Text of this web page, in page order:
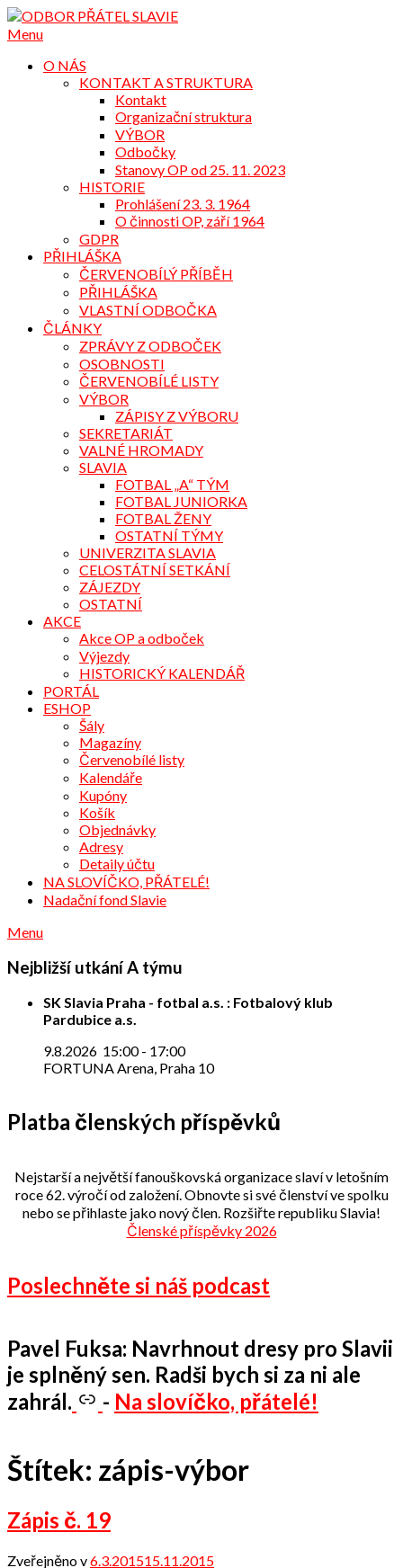
Přejdi
na
Menu
O NÁS
KONTAKT A STRUKTURA
Kontakt
Organizační struktura
VÝBOR
Odbočky
Stanovy OP od 25. 11. 2023
HISTORIE
Prohlášení 23. 3. 1964
O činnosti OP, září 1964
GDPR
PŘIHLÁŠKA
ČERVENOBÍLÝ PŘÍBĚH
PŘIHLÁŠKA
VLASTNÍ ODBOČKA
ČLÁNKY
ZPRÁVY Z ODBOČEK
OSOBNOSTI
ČERVENOBÍLÉ LISTY
VÝBOR
ZÁPISY Z VÝBORU
SEKRETARIÁT
VALNÉ HROMADY
SLAVIA
FOTBAL „A“ TÝM
FOTBAL JUNIORKA
FOTBAL ŽENY
OSTATNÍ TÝMY
UNIVERZITA SLAVIA
CELOSTÁTNÍ SETKÁNÍ
ZÁJEZDY
OSTATNÍ
AKCE
Akce OP a odboček
Výjezdy
HISTORICKÝ KALENDÁŘ
PORTÁL
ESHOP
Šály
Magazíny
Červenobílé listy
Kalendáře
Kupóny
Košík
Objednávky
Adresy
Detaily účtu
NA SLOVÍČKO, PŘÁTELÉ!
Nadační fond Slavie
Menu
Nejbližší utkání A týmu
SK Slavia Praha - fotbal a.s. : Fotbalový klub
Pardubice a.s.
9.8.2026 15:00- 17:00
FORTUNA Arena, Praha 10
Platba členských příspěvků
Nejstarší a největší fanouškovská organizace slaví v letošním
roce 62. výročí od založení. Obnovte si své členství ve spolku
nebo se přihlaste jako nový člen. Rozšiřte republiku Slavia!
Členské příspěvky 2026
Poslechněte si náš podcast
Pavel Fuksa: Navrhnout dresy pro Slavii
je splněný sen. Radši bych si za ni ale
zahrál.
- Na slovíčko, přátelé!
Štítek: zápis-výbor
Zápis č. 19
Zveřejněno v6.3.201515.11.2015